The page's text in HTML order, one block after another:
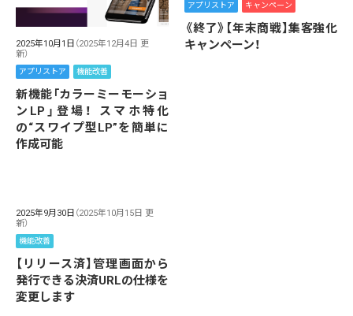
2025年10月1日 （2025年12月4日 更
新）
アプリストア 機能改善
新機能「カラーミーモーショ
ンLP」登場！ スマホ特化
の“スワイプ型LP”を簡単に
作成可能
アプリストア キャンペーン
《終了》【年末商戦】集客強化
キャンペーン！
2025年9月30日 （2025年10月15日 更
新）
機能改善
【リリース済】管理画面から
発行できる決済URLの仕様を
変更します